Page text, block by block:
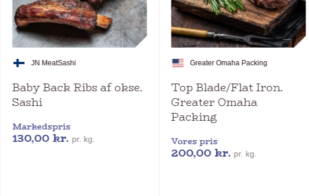
JN MeatSashi
Baby Back Ribs af okse.
Sashi
Markedspris
130,00kr. pr. kg.
Greater Omaha Packing
Top Blade/Flat Iron.
Greater Omaha
Packing
Vores pris
200,00kr. pr. kg.